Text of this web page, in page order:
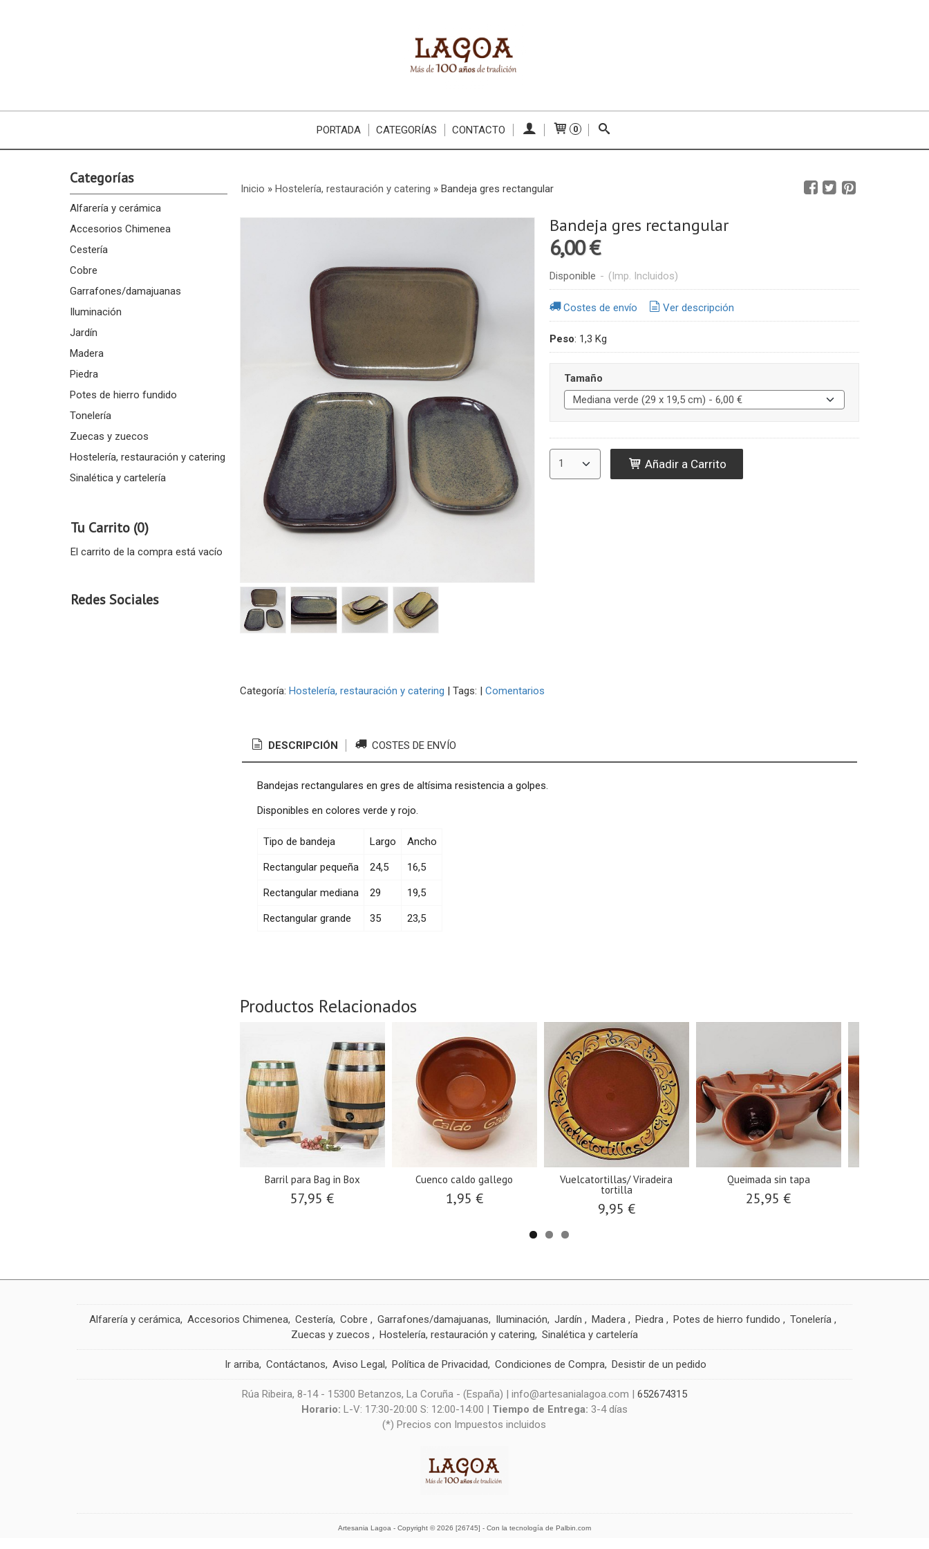
PORTADA CATEGORÍAS CONTACTO 0
Categorías
Alfarería y cerámica
Accesorios Chimenea
Cestería
Cobre
Garrafones/damajuanas
Iluminación
Jardín
Madera
Piedra
Potes de hierro fundido
Tonelería
Zuecas y zuecos
Hostelería, restauración y catering
Sinalética y cartelería
Tu Carrito (0)
El carrito de la compra está vacío
Redes Sociales
Inicio » Hostelería, restauración y catering » Bandeja gres rectangular
Bandeja gres rectangular
6,00 €
Disponible - (Imp. Incluidos)
Costes de envío Ver descripción
Peso: 1,3 Kg
Tamaño
Añadir a Carrito
Categoría: Hostelería, restauración y catering | Tags: | Comentarios
DESCRIPCIÓN COSTES DE ENVÍO
Bandejas rectangulares en gres de altísima resistencia a golpes.
Disponibles en colores verde y rojo.
Tipo de bandeja Largo Ancho
Rectangular pequeña 24,5 16,5
Rectangular mediana 29 19,5
Rectangular grande 35 23,5
Productos Relacionados
Barril para Bag in Box
57,95 €
Cuenco caldo gallego
1,95 €
Vuelcatortillas/ Viradeira
tortilla
9,95 €
Queimada sin tapa
25,95 €
Alfarería y cerámica Accesorios Chimenea Cestería Cobre Garrafones/damajuanas Iluminación Jardín Madera Piedra Potes de hierro fundido Tonelería
Zuecas y zuecos
Hostelería, restauración y catering Sinalética y cartelería
Ir arriba Contáctanos Aviso Legal Política de Privacidad Condiciones de Compra Desistir de un pedido
Rúa Ribeira, 8-14 - 15300 Betanzos, La Coruña - (España) | info@artesanialagoa.com | 652674315
Horario: L-V: 17:30-20:00 S: 12:00-14:00 | Tiempo de Entrega: 3-4 días
(*) Precios con Impuestos incluidos
Artesania Lagoa - Copyright © 2026 [26745] - Con la tecnología de Palbin.com